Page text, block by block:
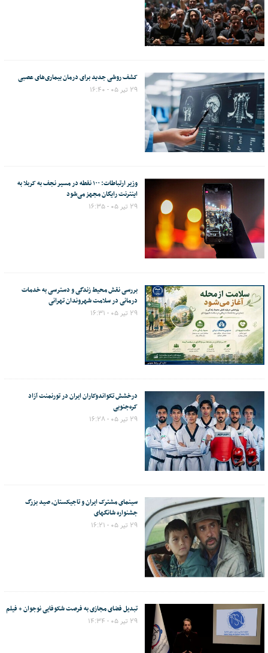
کشف روشی جدید برای درمان بیماری‌های عصبی
۲۹ تیر ۰۵ - ۱۶:۴۰
وزیر ارتباطات: ۱۰۰ نقطه در مسیر نجف به کربلا به
اینترنت رایگان مجهز می‌شود
۲۹ تیر ۰۵ - ۱۶:۳۵
بررسی نقش محیط زندگی و دسترسی به خدمات
درمانی در سلامت شهروندان تهرانی
۲۹ تیر ۰۵ - ۱۶:۳۱
درخشش تکواندوکاران ایران در تورنمنت آزاد
کره‌جنوبی
۲۹ تیر ۰۵ - ۱۶:۲۸
سینمای مشترک ایران و تاجیکستان، صید بزرگ
جشنواره شانگهای
۲۹ تیر ۰۵ - ۱۶:۲۱
تبدیل فضای مجازی به فرصت شکوفایی نوجوان + فیلم
۲۹ تیر ۰۵ - ۱۴:۳۴